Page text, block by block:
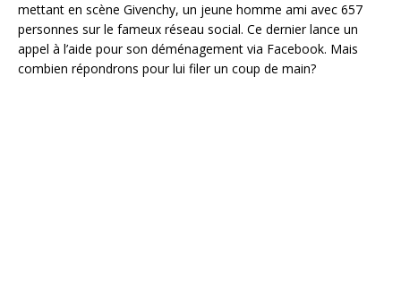
mettant en scène Givenchy, un jeune homme ami avec 657
personnes sur le fameux réseau social. Ce dernier lance un
appel à l’aide pour son déménagement via Facebook. Mais
combien répondrons pour lui filer un coup de main?